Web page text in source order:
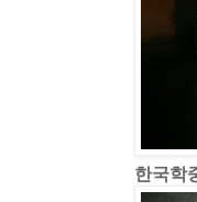
한국학